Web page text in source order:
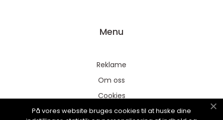
Menu
Reklame
Om oss
Cookies
Kontakt Oss
På vores website bruges cookies til at huske dine